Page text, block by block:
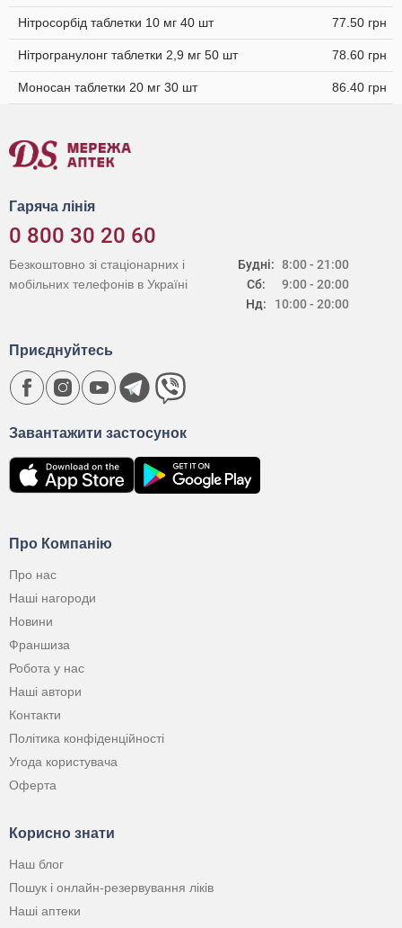
Нітросорбід таблетки 10 мг 40 шт 77.50 грн
Нітрогранулонг таблетки 2,9 мг 50 шт 78.60 грн
Моносан таблетки 20 мг 30 шт 86.40 грн
Гаряча лінія
0 800 30 20 60
Будні:
Сб:
Нд:
8:00 - 21:00
9:00 - 20:00
10:00 - 20:00
Безкоштовно зі стаціонарних і
мобільних телефонів в Україні
Про Компанію
Про нас
Наші нагороди
Новини
Франшиза
Робота у нас
Наші автори
Контакти
Політика конфіденційності
Угода користувача
Оферта
Корисно знати
Наш блог
Пошук і онлайн-резервування ліків
Наші аптеки
Завантажити застосунок
Приєднуйтесь